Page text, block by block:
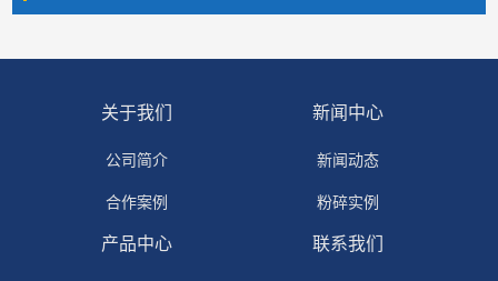
关于我们
公司简介
合作案例
新闻中心
新闻动态
粉碎实例
产品中心 联系我们